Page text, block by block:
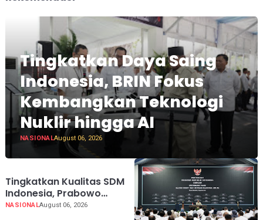
Tingkatkan Daya Saing
Indonesia, BRIN Fokus
Kembangkan Teknologi
Nuklir hingga AI
NASIONALAugust 06, 2026
Tingkatkan Kualitas SDM
Indonesia, Prabowo
Bangun Sekolah Unggulan
NASIONALAugust 06, 2026